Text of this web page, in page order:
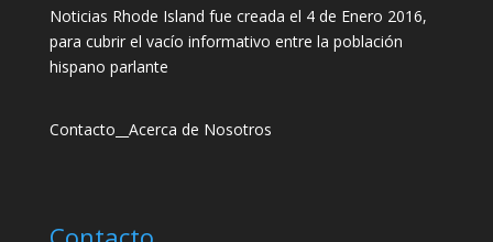
Noticias Rhode Island fue creada el 4 de Enero 2016,
para cubrir el vacío informativo entre la población
hispano parlante
Contacto Acerca de Nosotros